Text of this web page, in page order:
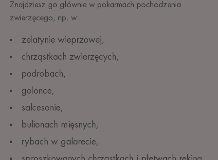
Znajdziesz go głównie w pokarmach pochodzenia
zwierzęcego, np. w:
żelatynie wieprzowej,
chrząstkach zwierzęcych,
podrobach,
golonce,
salcesonie,
bulionach mięsnych,
rybach w galarecie,